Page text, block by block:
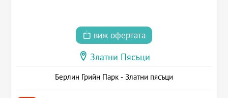
виж офертата
Златни Пясъци
Берлин Грийн Парк - Златни пясъци